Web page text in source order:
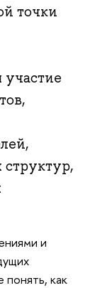
точки
участие
структур,
и
понять, как